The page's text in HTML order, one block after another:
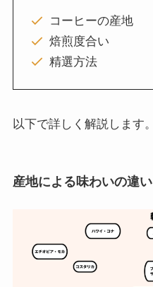
コーヒーの産地
焙煎度合い
精選方法
以下で詳しく解説します。
産地による味わいの違い